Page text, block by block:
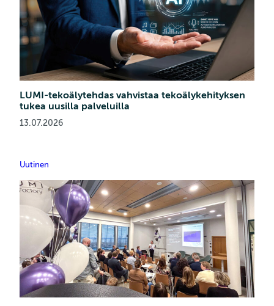
LUMI-tekoälytehdas vahvistaa tekoälykehityksen
tukea uusilla palveluilla
13.07.2026
Uutinen